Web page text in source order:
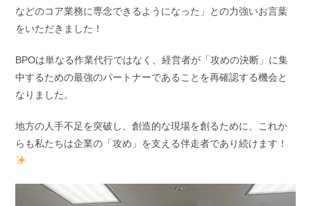
などのコア業務に専念できるようになった」との力強いお言葉
をいただきました！
BPOは単なる作業代行ではなく、経営者が「攻めの決断」に集
中するための最強のパートナーであることを再確認する機会と
なりました。
地方の人手不足を突破し、創造的な現場を創るために、これか
らも私たちは企業の「攻め」を支える伴走者であり続けます！